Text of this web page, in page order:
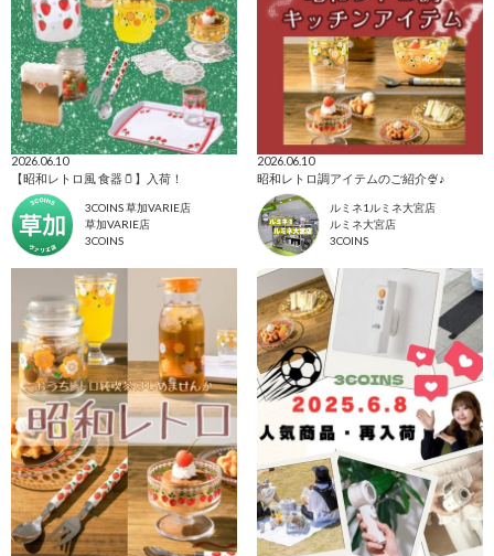
2026.06.10
【昭和レトロ風 食器🫙】入荷！
3COINS 草加VARIE店
草加VARIE店
3COINS
2026.06.10
昭和レトロ調アイテムのご紹介🍨♪
ルミネ1ルミネ大宮店
ルミネ大宮店
3COINS